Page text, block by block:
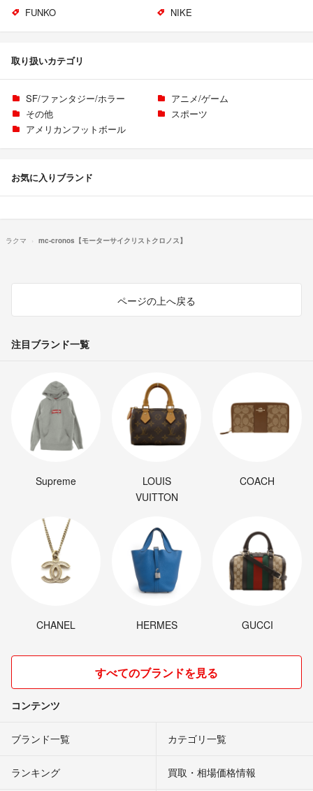
FUNKO NIKE
取り扱いカテゴリ
SF/ファンタジー/ホラー
アニメ/ゲーム
その他
スポーツ
アメリカンフットボール
お気に入りブランド
ラクマ mc-cronos【モーターサイクリストクロノス】
ページの上へ戻る
注目ブランド一覧
Supreme
LOUIS
VUITTON
COACH
CHANEL HERMES GUCCI
すべてのブランドを見る
コンテンツ
ブランド一覧 カテゴリ一覧
ランキング 買取・相場価格情報